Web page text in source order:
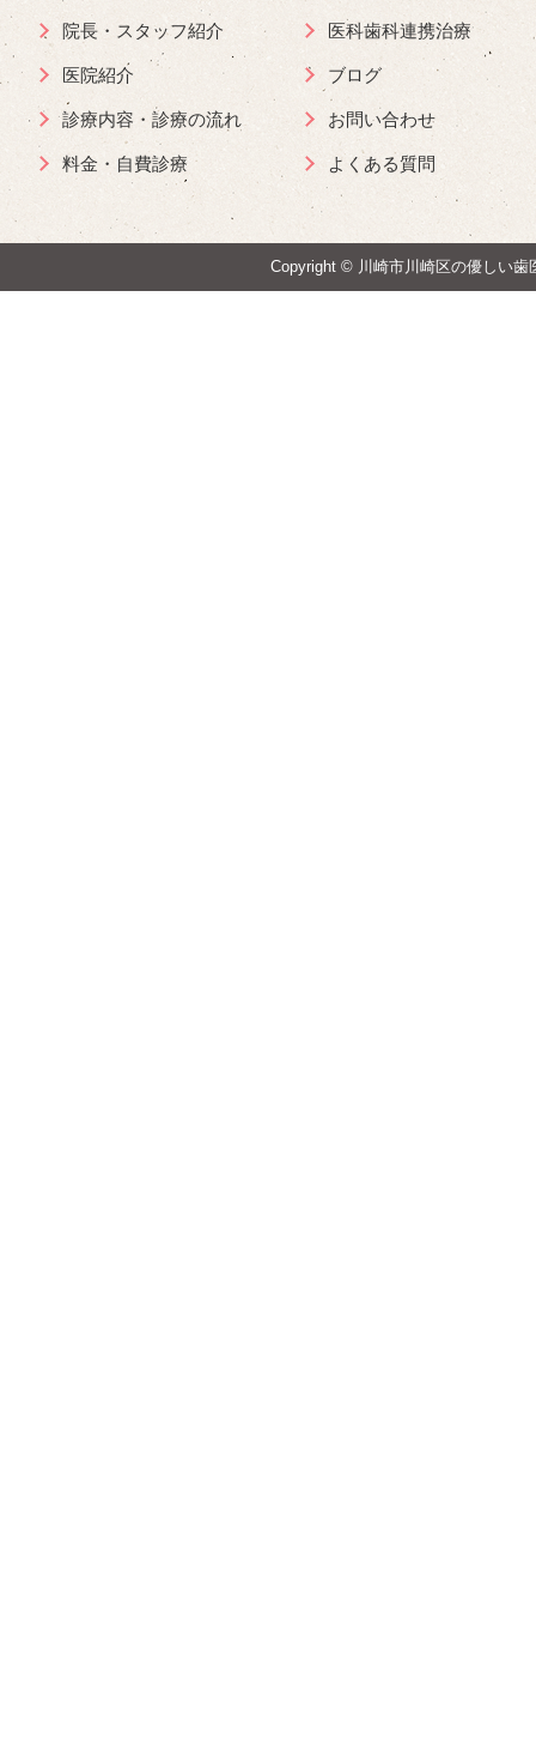
院長・スタッフ紹介
医院紹介
診療内容・診療の流れ
料金・自費診療
医科歯科連携治療
ブログ
お問い合わせ
よくある質問
Copyright © 川崎市川崎区の優しい